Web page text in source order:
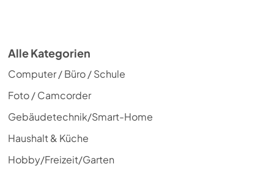
Alle Kategorien
Computer / Büro / Schule
Foto / Camcorder
Gebäudetechnik/Smart-Home
Haushalt & Küche
Hobby/Freizeit/Garten